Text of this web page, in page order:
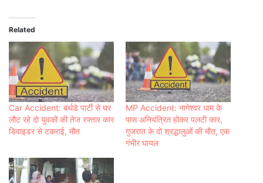
Related
Car Accident: बर्थडे पार्टी से घर
लौट रहे दो युवकों की तेज रफ्तार कार
डिवाइडर से टकराई, मौत
MP Accident: नागेश्वर धाम के
पास अनियंत्रित होकर पलटी कार,
गुजरात के दो श्रद्धालुओं की मौत, एक
गंभीर घायल